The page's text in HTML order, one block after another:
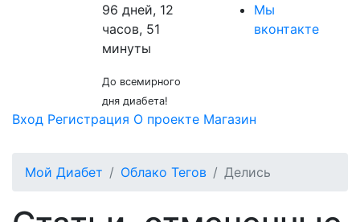
96 дней, 12
часов, 51
минуты
До всемирного
дня диабета!
Мы
вконтакте
Вход Регистрация О проекте Магазин
Мой Диабет Облако Тегов Делись